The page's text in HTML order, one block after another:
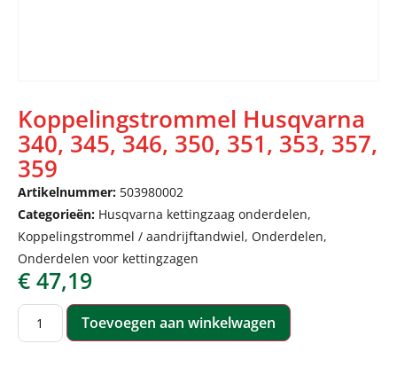
Koppelingstrommel Husqvarna
340, 345, 346, 350, 351, 353, 357,
359
Artikelnummer: 503980002
Categorieën: Husqvarna kettingzaag onderdelen,
Koppelingstrommel / aandrijftandwiel, Onderdelen,
Onderdelen voor kettingzagen
€ 47,19
Toevoegen aan winkelwagen